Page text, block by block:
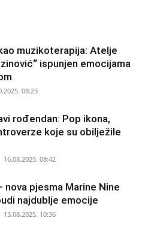
muzikoterapija: Atelje
ispunjen emocijama
08:23
rođendan: Pop ikona,
koje su obilježile
16.08.2025. 08:42
nova pjesma Marine Nine
najdublje emocije
13.08.2025. 10:36